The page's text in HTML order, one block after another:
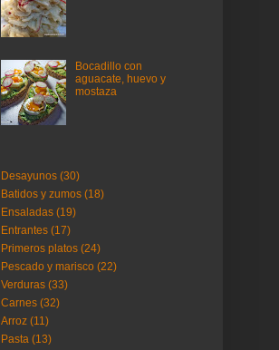
Bocadillo con
aguacate, huevo y
mostaza
Desayunos (30)
Batidos y zumos (18)
Ensaladas (19)
Entrantes (17)
Primeros platos (24)
Pescado y marisco (22)
Verduras (33)
Carnes (32)
Arroz (11)
Pasta (13)